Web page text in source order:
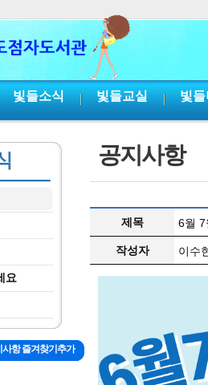
빛들소식 빛들교실 빛
요
공지사항
제목 6월 7
작성자 이수
사항 즐겨찾기추가